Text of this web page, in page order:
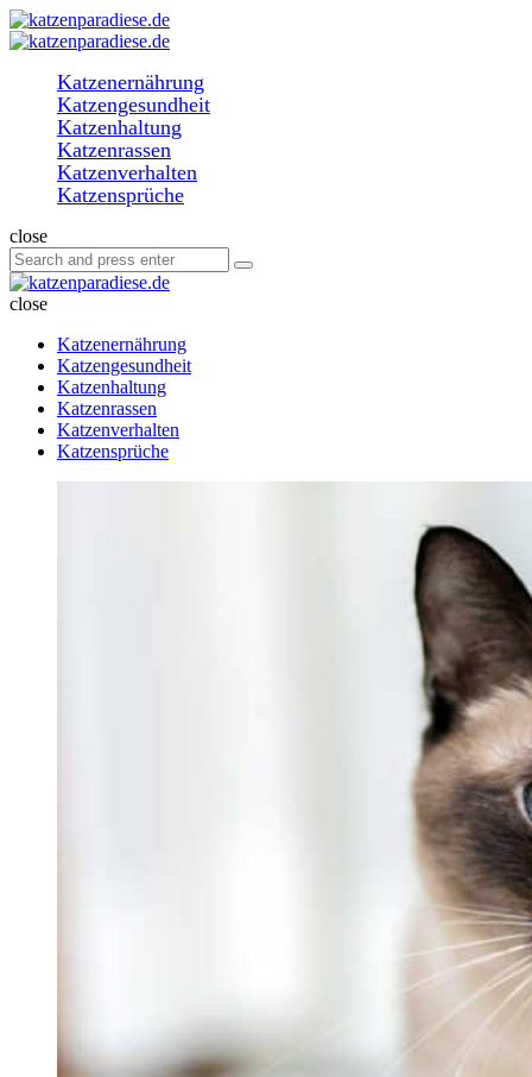
Menu
Search
katzenparadiese.de
Katzenernährung
Katzengesundheit
Katzenhaltung
Katzenrassen
Katzenverhalten
Katzensprüche
Search
close
Search
for:
Search
katzenparadiese.de
close
Katzenernährung
Katzengesundheit
Katzenhaltung
Katzenrassen
Katzenverhalten
Katzensprüche